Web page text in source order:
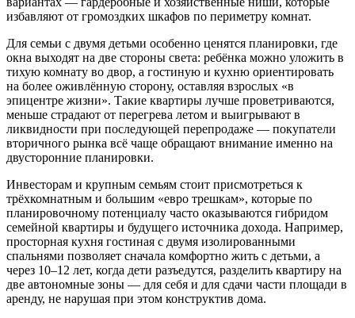
избавляют от громоздких шкафов по периметру комнат.
Для семьи с двумя детьми особенно ценятся планировки, где
окна выходят на две стороны света: ребёнка можно уложить в
тихую комнату во двор, а гостиную и кухню ориентировать
на более оживлённую сторону, оставляя взрослых «в
эпицентре жизни». Такие квартиры лучше проветриваются,
меньше страдают от перегрева летом и выигрывают в
ликвидности при последующей перепродаже — покупатели
вторичного рынка всё чаще обращают внимание именно на
двусторонние планировки.
Инвесторам и крупным семьям стоит присмотреться к
трёхкомнатным и большим «евро трешкам», которые по
планировочному потенциалу часто оказываются гибридом
семейной квартиры и будущего источника дохода. Например,
просторная кухня гостиная с двумя изолированными
спальнями позволяет сначала комфортно жить с детьми, а
через 10–12 лет, когда дети разъедутся, разделить квартиру на
две автономные зоны — для себя и для сдачи части площади в
аренду, не нарушая при этом конструктив дома.